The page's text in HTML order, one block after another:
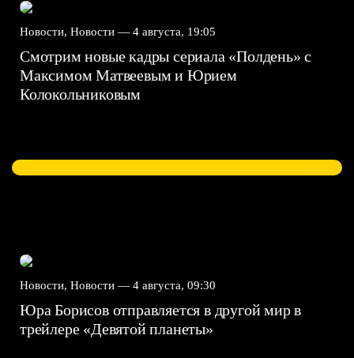
Новости, Новости — 4 августа, 19:05
Смотрим новые кадры сериала «Полдень» с
Максимом Матвеевым и Юрием
Колокольниковым
Новости, Новости — 4 августа, 09:30
Юра Борисов отправляется в другой мир в
трейлере «Девятой планеты»